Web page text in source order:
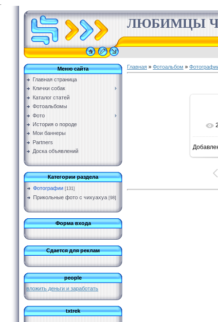
ЛЮБИМЦЫ
Меню сайта
Главная страница
Клички собак
Каталог статей
Фотоальбомы
Фото
История о породе
Мои баннеры
Partners
Доска объявлений
Категории раздела
Фотографии [131]
Прикольные фото с чихуахуа [98]
Форма входа
Сдается для реклам
people
вложить деньги и заработать
txtrek
Главная » Фотоальбом »